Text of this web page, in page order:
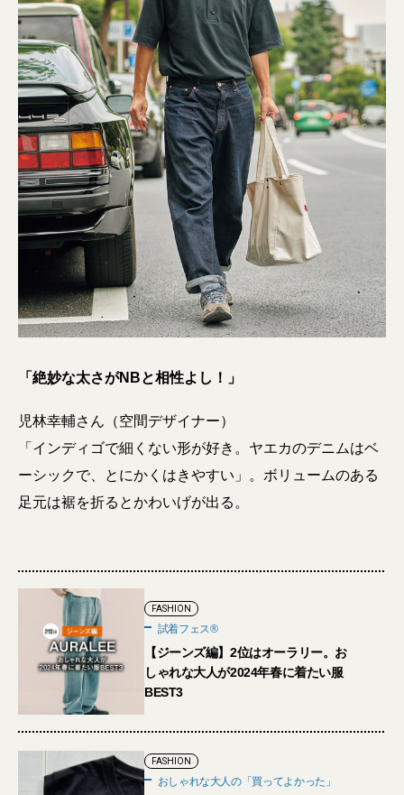
「絶妙な太さがNBと相性よし！」
児林幸輔さん（空間デザイナー）
「インディゴで細くない形が好き。ヤエカのデニムはベ
ーシックで、とにかくはきやすい」。ボリュームのある
足元は裾を折るとかわいげが出る。
FASHION
試着フェス®︎
【ジーンズ編】2位はオーラリー。お
しゃれな大人が2024年春に着たい服
BEST3
FASHION
おしゃれな大人の「買ってよかった」